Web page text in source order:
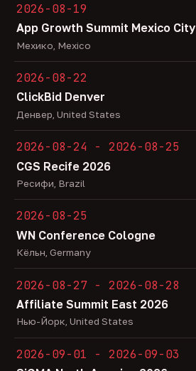
2026-08-19
App Growth Summit Mexico City
Мехико, Mexico
2026-08-22
ClickBid Denver
Денвер, United States
2026-08-24 - 2026-08-25
CGS Recife 2026
Ресифи, Brazil
2026-08-25
WN Conference Cologne
Кёльн, Germany
2026-08-27 - 2026-08-28
Affiliate Summit East 2026
Нью-Йорк, United States
2026-09-01 - 2026-09-03